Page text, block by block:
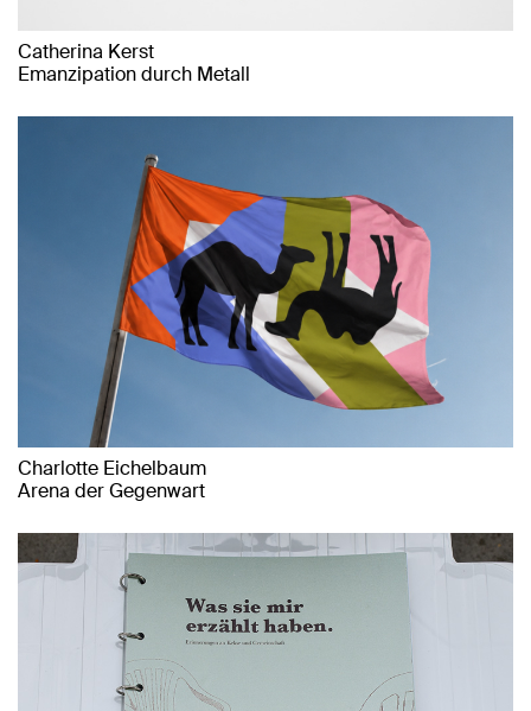
Catherina Kerst
Emanzipation durch Metall
Charlotte Eichelbaum
Arena der Gegenwart